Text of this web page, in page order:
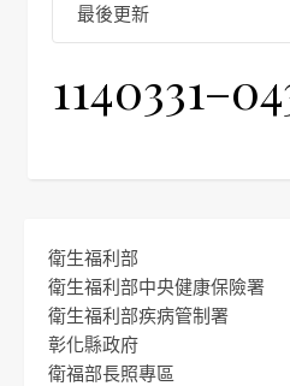
最後更新
衛生福利部
衛生福利部中央健康保險署
衛生福利部疾病管制署
彰化縣政府
衛福部長照專區